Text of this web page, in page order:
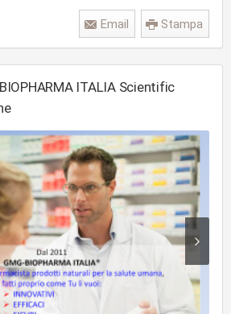
Stampa
Email
ITALIA Scientific